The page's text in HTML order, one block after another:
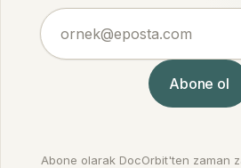
Abone ol
Abone olarak DocOrbit'ten zaman